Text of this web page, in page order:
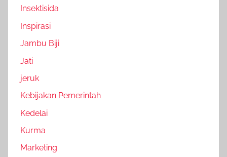
Insektisida
Inspirasi
Jambu Biji
Jati
jeruk
Kebijakan Pemerintah
Kedelai
Kurma
Marketing